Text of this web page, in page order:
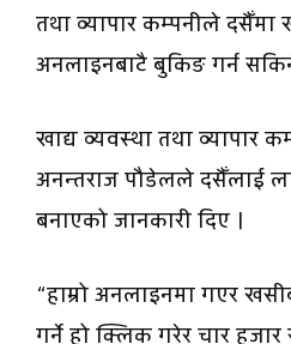
तथा व्यापार कम्पनीले दसैँमा
अनलाइनबाटै बुकिङ गर्न
खाद्य व्यवस्था तथा व्यापार
अनन्तराज पौडेलले दसैँलाई
बनाएको जानकारी दिए ।
“हाम्रो अनलाइनमा गएर
गर्ने हो क्लिक गरेर चार हजार